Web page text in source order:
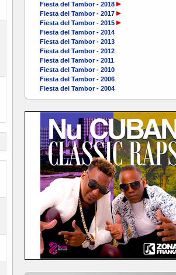
Fiesta del Tambor - 2018
Fiesta del Tambor - 2017
Fiesta del Tambor - 2015
Fiesta del Tambor - 2014
Fiesta del Tambor - 2013
Fiesta del Tambor - 2012
Fiesta del Tambor - 2011
Fiesta del Tambor - 2010
Fiesta del Tambor - 2006
Fiesta del Tambor - 2004